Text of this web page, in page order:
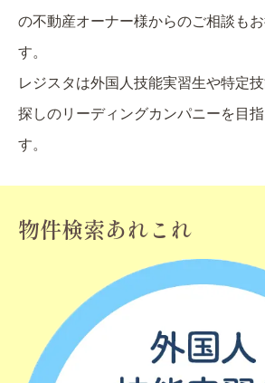
の不動産オーナー様からのご相談も
す。
レジスタは外国人技能実習生や特定
探しのリーディングカンパニーを目
す。
物件検索あれこれ